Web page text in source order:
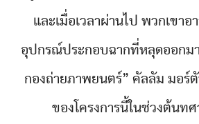
และเมื่อเวลาผ่านไป พวกเขาอ
อุปกรณ์ประกอบฉากที่หลุดออกม
กองถ่ายภาพยนตร์” คัลลัม มอร์
ของโครงการนี้ในช่วงต้นท